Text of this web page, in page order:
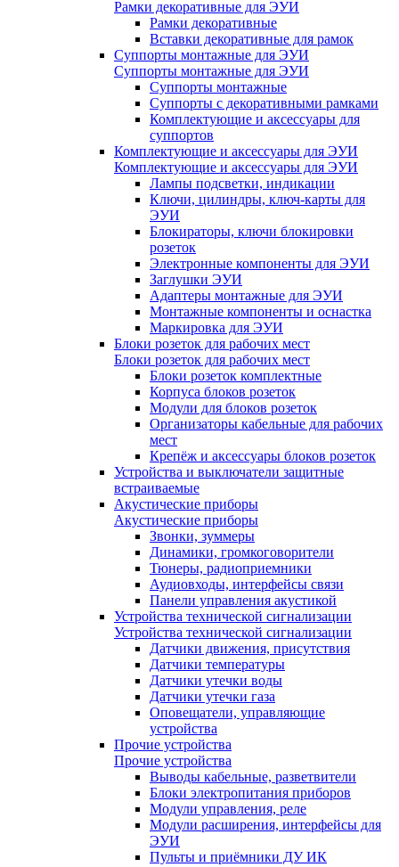
Рамки декоративные для ЭУИ
Рамки декоративные
Вставки декоративные для рамок
Суппорты монтажные для ЭУИ
Суппорты монтажные для ЭУИ
Суппорты монтажные
Суппорты с декоративными рамками
Комплектующие и аксессуары для
суппортов
Комплектующие и аксессуары для ЭУИ
Комплектующие и аксессуары для ЭУИ
Лампы подсветки, индикации
Ключи, цилиндры, ключ-карты для
ЭУИ
Блокираторы, ключи блокировки
розеток
Электронные компоненты для ЭУИ
Заглушки ЭУИ
Адаптеры монтажные для ЭУИ
Монтажные компоненты и оснастка
Маркировка для ЭУИ
Блоки розеток для рабочих мест
Блоки розеток для рабочих мест
Блоки розеток комплектные
Корпуса блоков розеток
Модули для блоков розеток
Организаторы кабельные для рабочих
мест
Крепёж и аксессуары блоков розеток
Устройства и выключатели защитные
встраиваемые
Акустические приборы
Акустические приборы
Звонки, зуммеры
Динамики, громкоговорители
Тюнеры, радиоприемники
Аудиовходы, интерфейсы связи
Панели управления акустикой
Устройства технической сигнализации
Устройства технической сигнализации
Датчики движения, присутствия
Датчики температуры
Датчики утечки воды
Датчики утечки газа
Оповещатели, управляющие
устройства
Прочие устройства
Прочие устройства
Выводы кабельные, разветвители
Блоки электропитания приборов
Модули управления, реле
Модули расширения, интерфейсы для
ЭУИ
Пульты и приёмники ДУ ИК